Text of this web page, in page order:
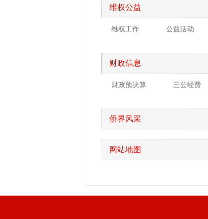
维权公益
维权工作 公益活动
财政信息
财政预决算 三公经费
侨界风采
网站地图